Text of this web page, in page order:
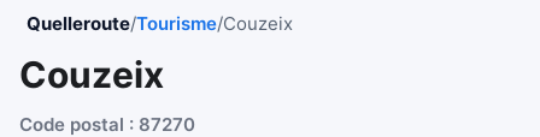
Quelleroute/Tourisme/Couzeix
Couzeix
Code postal : 87270